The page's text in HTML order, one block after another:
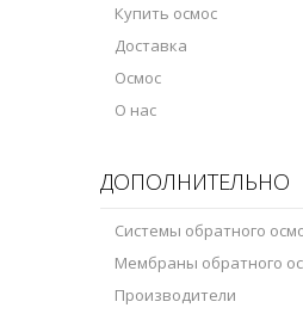
Купить осмос
Доставка
Осмос
О нас
ДОПОЛНИТЕЛЬНО
Системы обратного
Мембраны обратного
Производители